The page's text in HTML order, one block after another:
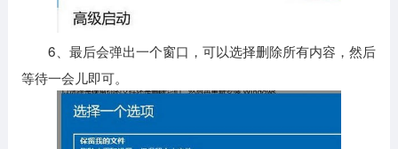
6、最后会弹出一个窗口，可以选择删除所有内容，然后
等待一会儿即可。